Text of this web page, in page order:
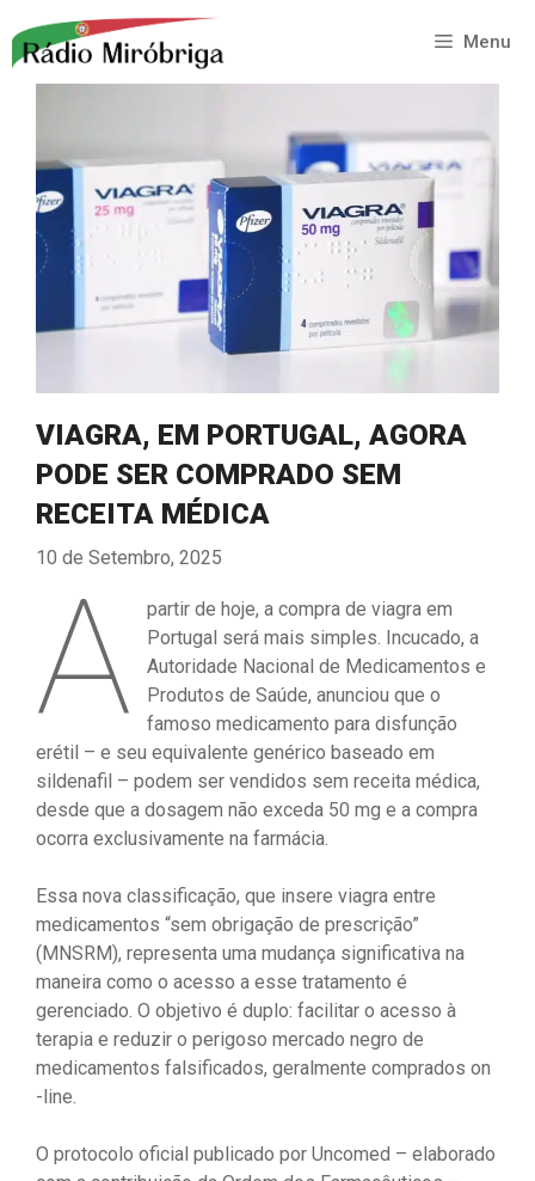
para
Menu
VIAGRA, EM PORTUGAL, AGORA
PODE SER COMPRADO SEM
RECEITA MÉDICA
10 de Setembro, 2025
A
partir de hoje, a compra de viagra em
Portugal será mais simples. Incucado, a
Autoridade Nacional de Medicamentos e
Produtos de Saúde, anunciou que o
famoso medicamento para disfunção
erétil – e seu equivalente genérico baseado em
sildenafil – podem ser vendidos sem receita médica,
desde que a dosagem não exceda 50 mg e a compra
ocorra exclusivamente na farmácia.
Essa nova classificação, que insere viagra entre
medicamentos “sem obrigação de prescrição”
(MNSRM), representa uma mudança significativa na
maneira como o acesso a esse tratamento é
gerenciado. O objetivo é duplo: facilitar o acesso à
terapia e reduzir o perigoso mercado negro de
medicamentos falsificados, geralmente comprados on
-line.
O protocolo oficial publicado por Uncomed – elaborado